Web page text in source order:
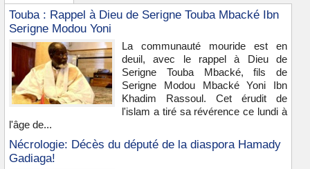
Touba : Rappel à Dieu de Serigne Touba Mbacké Ibn
Serigne Modou Yoni
La communauté mouride est en
deuil, avec le rappel à Dieu de
Serigne Touba Mbacké, fils de
Serigne Modou Mbacké Yoni Ibn
Khadim Rassoul. Cet érudit de
l'islam a tiré sa révérence ce lundi à
l'âge de...
Nécrologie: Décès du député de la diaspora Hamady
Gadiaga!